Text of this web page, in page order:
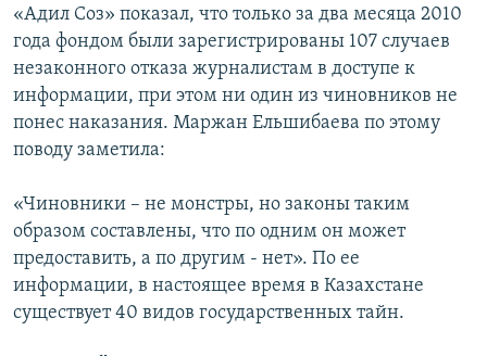
«Адил Соз» показал, что только за два месяца 2010
года фондом были зарегистрированы 107 случаев
незаконного отказа журналистам в доступе к
информации, при этом ни один из чиновников не
понес наказания. Маржан Ельшибаева по этому
поводу заметила:
«Чиновники – не монстры, но законы таким
образом составлены, что по одним он может
предоставить, а по другим - нет». По ее
информации, в настоящее время в Казахстане
существует 40 видов государственных тайн.